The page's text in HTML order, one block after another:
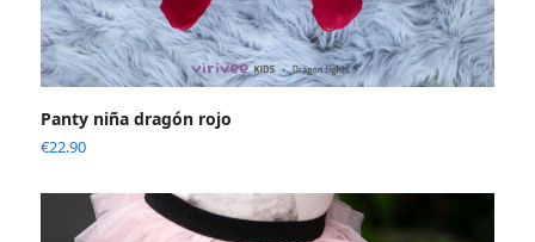
Panty niña dragón rojo
€22.90